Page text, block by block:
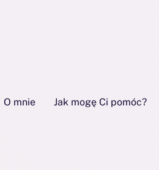
O mnie Jak mogę Ci pomóc?